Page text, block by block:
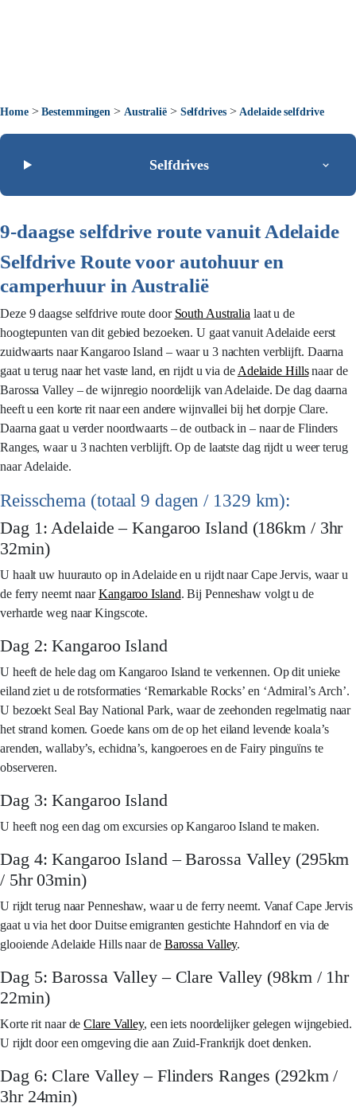
Home>Bestemmingen > Australië> Selfdrives> Adelaide selfdrive
Selfdrives
9-daagse selfdrive route vanuit Adelaide
Selfdrive Route voor autohuur en
camperhuur in Australië
Deze 9 daagse selfdrive route door South Australia laat u de
hoogtepunten van dit gebied bezoeken. U gaat vanuit Adelaide eerst
zuidwaarts naar Kangaroo Island – waar u 3 nachten verblijft. Daarna
gaat u terug naar het vaste land, en rijdt u via de Adelaide Hillsnaar de
Barossa Valley – de wijnregio noordelijk van Adelaide. De dag daarna
heeft u een korte rit naar een andere wijnvallei bij het dorpje Clare.
Daarna gaat u verder noordwaarts – de outback in – naar de Flinders
Ranges, waar u 3 nachten verblijft. Op de laatste dag rijdt u weer terug
naar Adelaide.
Reisschema (totaal 9 dagen / 1329 km):
Dag 1: Adelaide – Kangaroo Island (186km / 3hr
32min)
U haalt uw huurauto op in Adelaide en u rijdt naar Cape Jervis, waar u
de ferry neemt naarKangaroo Island. Bij Penneshaw volgt u de
verharde weg naar Kingscote.
Dag 2: Kangaroo Island
U heeft de hele dag om Kangaroo Island te verkennen. Op dit unieke
eiland ziet u de rotsformaties ‘Remarkable Rocks’ en ‘Admiral’s Arch’.
U bezoekt Seal Bay National Park, waar de zeehonden regelmatig naar
het strand komen. Goede kans om de op het eiland levende koala’s
arenden, wallaby’s, echidna’s, kangoeroes en de Fairy pinguïns te
observeren.
Dag 3: Kangaroo Island
U heeft nog een dag om excursies op Kangaroo Island te maken.
Dag 4: Kangaroo Island – Barossa Valley (295km
/ 5hr 03min)
U rijdt terug naar Penneshaw, waar u de ferry neemt. Vanaf Cape Jervis
gaat u via het door Duitse emigranten gestichte Hahndorf en via de
glooiende Adelaide Hills naar de Barossa Valley.
Dag 5: Barossa Valley – Clare Valley (98km / 1hr
22min)
Korte rit naar deClare Valley, een iets noordelijker gelegen wijngebied.
U rijdt door een omgeving die aan Zuid-Frankrijk doet denken.
Dag 6: Clare Valley – Flinders Ranges (292km /
3hr 24min)